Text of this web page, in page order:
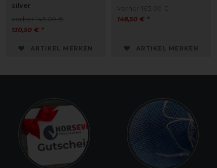
silver
vorher 145,00 €
130,50 € *
ARTIKEL MERKEN
vorher 165,00 €
148,50 € *
ARTIKEL MERKEN